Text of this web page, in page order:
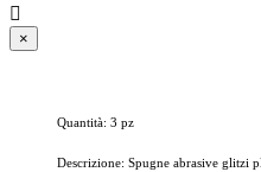

×
Quantità: 3 pz
Descrizione: Spugne abrasive glitzi